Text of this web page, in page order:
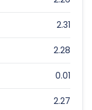
Veri Yok
1.44
ve Önemli
2.31
2.28
0.01
2.27